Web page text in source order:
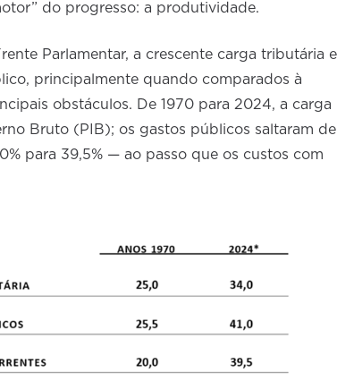
do progresso: a produtividade.
Parlamentar, a crescente carga tributária e
principalmente quando comparados à
obstáculos. De 1970 para 2024, a carga
Bruto (PIB); os gastos públicos saltaram de
para 39,5% — ao passo que os custos com